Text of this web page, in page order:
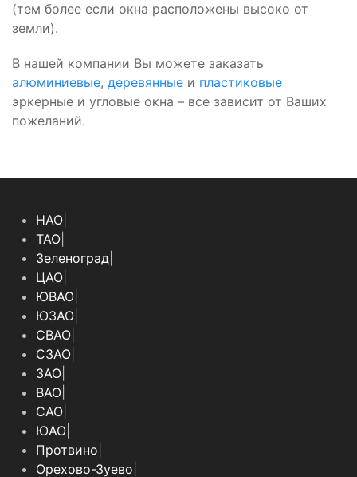
(тем более если окна расположены высоко от
земли).
В нашей компании Вы можете заказать
алюминиевые, деревянные и пластиковые
эркерные и угловые окна – все зависит от Ваших
пожеланий.
НАО
ТАО
Зеленоград
ЦАО
ЮВАО
ЮЗАО
СВАО
СЗАО
ЗАО
ВАО
САО
ЮАО
Протвино
Орехово-Зуево